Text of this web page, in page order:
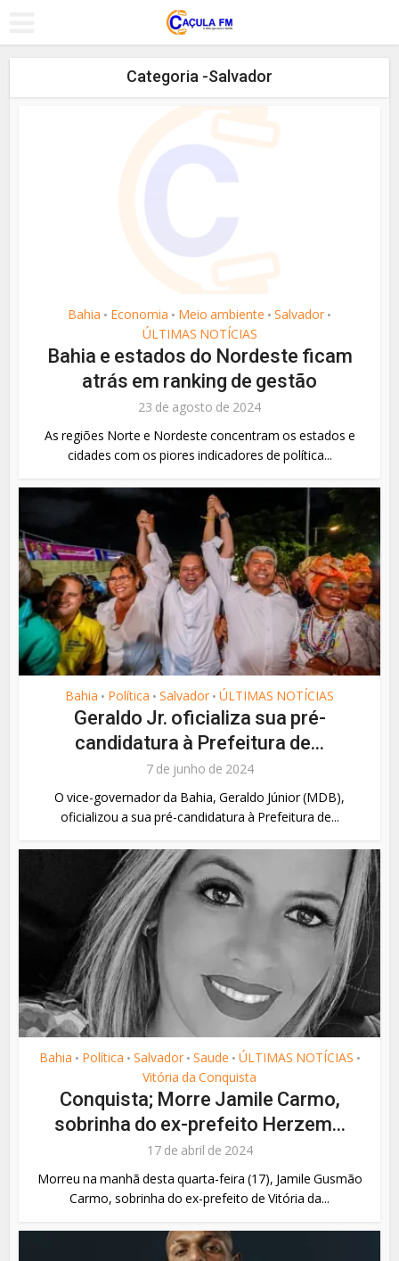
Categoria -Salvador
Bahia • Economia • Meio ambiente • Salvador •
ÚLTIMAS NOTÍCIAS
Bahia e estados do Nordeste ficam
atrás em ranking de gestão
23 de agosto de 2024
As regiões Norte e Nordeste concentram os estados e
cidades com os piores indicadores de política...
Bahia • Política • Salvador • ÚLTIMAS NOTÍCIAS
Geraldo Jr. oficializa sua pré-
candidatura à Prefeitura de...
7 de junho de 2024
O vice-governador da Bahia, Geraldo Júnior (MDB),
oficializou a sua pré-candidatura à Prefeitura de...
Bahia • Política • Salvador • Saude • ÚLTIMAS NOTÍCIAS •
Vitória da Conquista
Conquista; Morre Jamile Carmo,
sobrinha do ex-prefeito Herzem...
17 de abril de 2024
Morreu na manhã desta quarta-feira (17), Jamile Gusmão
Carmo, sobrinha do ex-prefeito de Vitória da...